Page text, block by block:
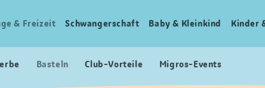
& Freizeit Schwangerschaft Baby & Kleinkind Kinder
Basteln Club-Vorteile Migros-Events